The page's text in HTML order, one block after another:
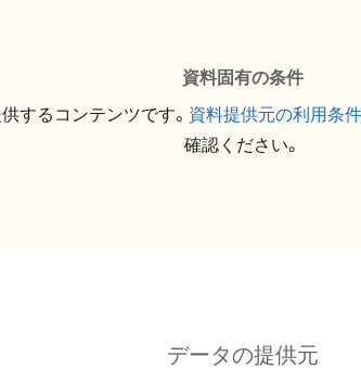
資料固有の条件
するコンテンツです。 資料提供元の利用条
確認ください。
データの提供元